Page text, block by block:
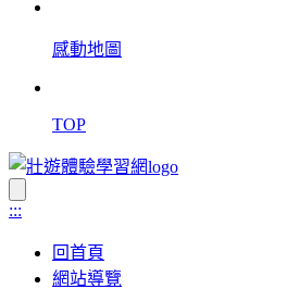
感動地圖
TOP
:::
回首頁
網站導覽